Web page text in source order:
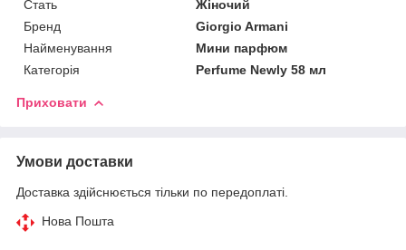
Стать
Жіночий
Бренд
Giorgio Armani
Найменування
Мини парфюм
Категорія
Perfume Newly 58 мл
Приховати
Умови доставки
Доставка здійснюється тільки по передоплаті.
Нова Пошта